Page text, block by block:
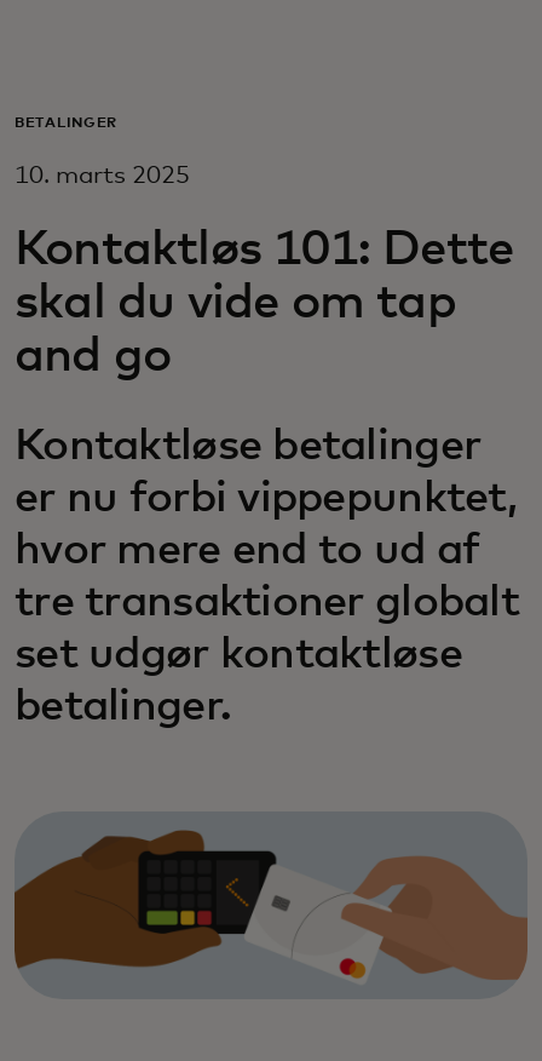
Til virksomheder
Til innovatører
Nyheder og trends
BETALINGER
10. marts 2025
Kontaktløs 101: Dette
skal du vide om tap
and go
Kontaktløse betalinger
er nu forbi vippepunktet,
hvor mere end to ud af
tre transaktioner globalt
set udgør kontaktløse
betalinger.